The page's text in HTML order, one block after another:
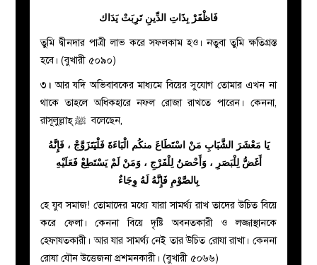
فَاظْفَرْ بِذَاتِ الدِّينِ تَرِبَتْ يَدَاك
তুমি দ্বীনদার পাত্রী লাভ করে সফলকাম হও। নতুবা তুমি ক্ষতিগ্রস্ত
হবে। (বুখারী ৫০৯০)
৩ । আর যদি অভিবাবকের মাধ্যমে বিয়ের সুযোগ তোমার এখন না
থাকে তাহলে অধিকহারে নফল রোজা রাখতে পারেন। কেননা,
রাসূলুল্লাহ্‌
বলেছেন,
يَا مَعْشَرَ الشَّبَابِ مَنْ اسْتَطَاعَ منكُم الْبَاءَةَ فَلْيَتَزَوَّجْ ، فَإِنَّهُ
أَغَضُّ لِلْبَصَرِ ، وَأَحْصَنُ لِلْفَرْجِ ، وَمَنْ لَمْ يَسْتَطِعْ فَعَلَيْهِ
بِالصَّوْمِ فَإِنَّهُ لَهُ وِجَاءٌ
হে যুব সমাজ! তোমাদের মধ্যে যারা সামর্থ্য রাখ তাদের উচিত বিয়ে
করে ফেলা। কেননা বিয়ে দৃষ্টি অবনতকারী ও লজ্জাস্থানকে
হেফাযতকারী। আর যার সামর্থ্য নেই তার উচিত রোযা রাখা। কেননা
রোযা যৌন উত্তেজনা প্রশমনকারী। (বুখারী ৫০৬৬)